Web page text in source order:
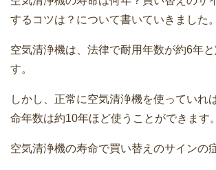
するコツは？について書いていきました。
空気清浄機は、法律で耐用年数が約6年
す。
しかし、正常に空気清浄機を使っていれ
命年数は約10年ほど使うことができます。
空気清浄機の寿命で買い替えのサインの